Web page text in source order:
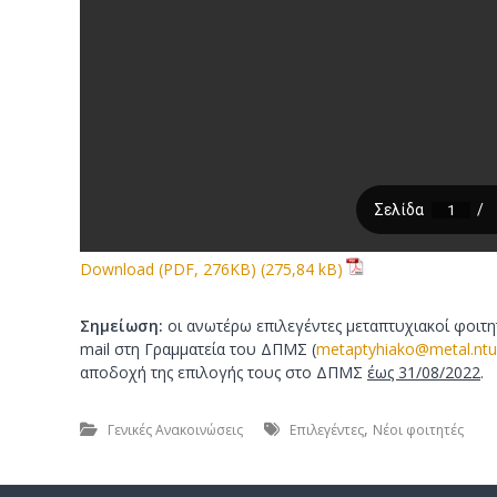
Download (PDF, 276KB)
Σημείωση: οι ανωτέρω επιλεγέντες μεταπτυχιακοί
mail στη Γραμματεία του ΔΠΜΣ (
αποδοχή της επιλογής τους στο ΔΠΜΣ έως 31/08/2022.
Γενικές Ανακοινώσεις Επιλεγέντες, Νέοι φοιτητές